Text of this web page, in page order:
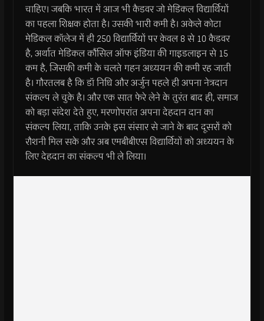
चाहिए। जबकि भारत में आज भी कैडवर जो मेडिकल विद्यार्थियों
का पहला शिक्षक होता है। उसकी भारी कमी है। अकेले कोटा
मेडिकल कॉलेज में ही 250 विद्यार्थियों पर केवल 8 से 10 कैडवर
है, अर्थात मेडिकल कौंसिल ऑफ इंडिया की गाइडलाइन से 15
कम है, जिसकी कमी के चलते गहन अध्ययन की कमी रह जाती
है। गौरतलब है कि डॉ निधि और अर्जुन पहले ही अपना नेत्रदान
संकल्प ले चुके है। और एक सात फेरे लेने के तुरंत बाद ही, समाज
को बड़ा संदेश देते हुए, मरणोपरांत अपना देहदान दान का
संकल्प लिया, ताकि उनके इस संसार से जाने के बाद दूसरों को
रौशनी मिल सके और अब एमबीबीएस विद्यार्थियों को अध्ययन के
लिए देहदान का संकल्प भी ले लिया।